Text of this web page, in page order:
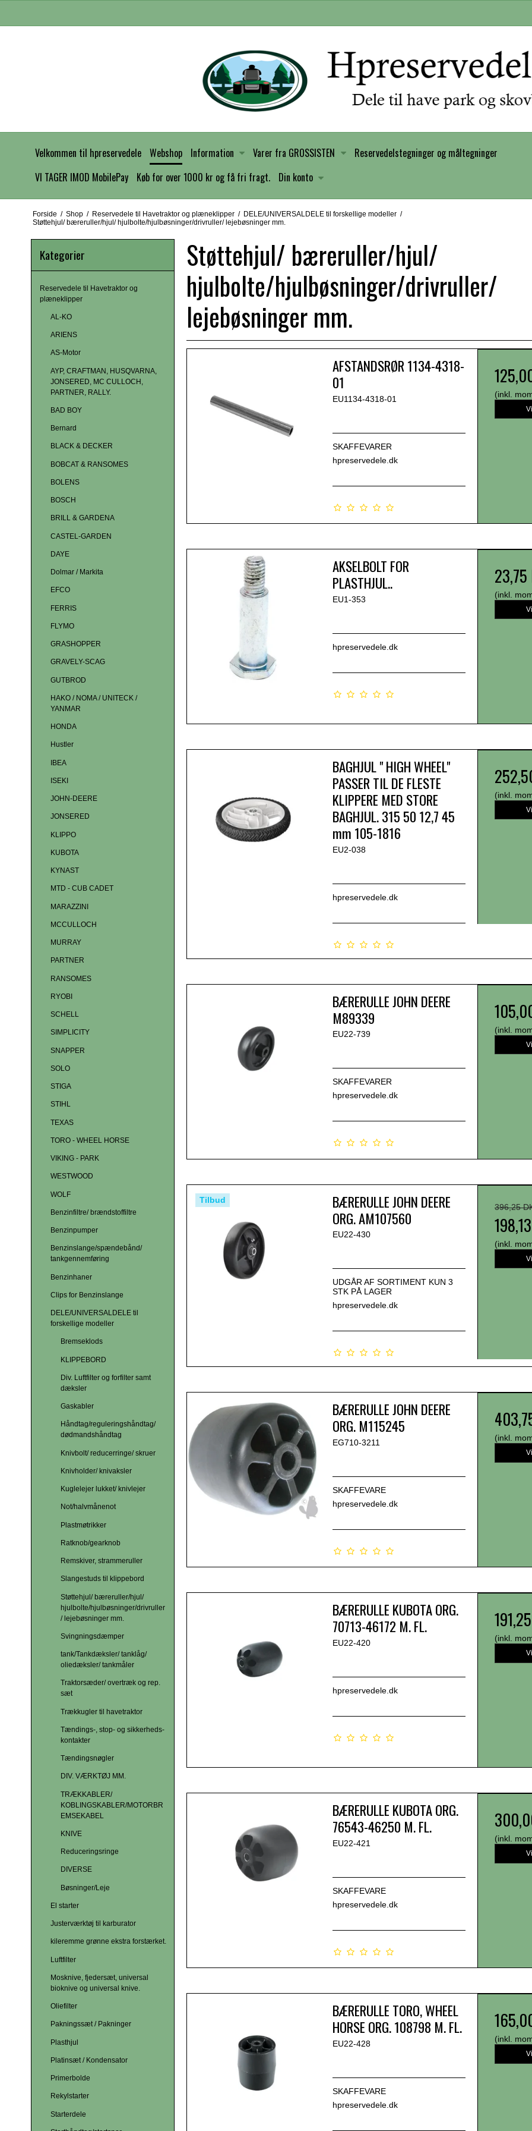
Velkommen til hpreservedele Webshop Information Varer fra GROSSISTEN
Reservedelstegninger og måltegninger
VI TAGER IMOD MobilePay
Køb for over 1000 kr og få fri fragt. Din konto
Forside / Shop / Reservedele til Havetraktor og plæneklipper / DELE/UNIVERSALDELE til forskellige modeller /
Støttehjul/ bæreruller/hjul/ hjulbolte/hjulbøsninger/drivruller/ lejebøsninger mm.
Kategorier
Reservedele til Havetraktor og
plæneklipper
AL-KO
ARIENS
AS-Motor
AYP, CRAFTMAN, HUSQVARNA,
JONSERED, MC CULLOCH,
PARTNER, RALLY.
BAD BOY
Bernard
BLACK & DECKER
BOBCAT & RANSOMES
BOLENS
BOSCH
BRILL & GARDENA
CASTEL-GARDEN
DAYE
Dolmar / Markita
EFCO
FERRIS
FLYMO
GRASHOPPER
GRAVELY-SCAG
GUTBROD
HAKO / NOMA / UNITECK /
YANMAR
HONDA
Hustler
IBEA
ISEKI
JOHN-DEERE
JONSERED
KLIPPO
KUBOTA
KYNAST
MTD - CUB CADET
MARAZZINI
MCCULLOCH
MURRAY
PARTNER
RANSOMES
RYOBI
SCHELL
SIMPLICITY
SNAPPER
SOLO
STIGA
STIHL
TEXAS
TORO - WHEEL HORSE
VIKING - PARK
WESTWOOD
WOLF
Benzinfiltre/ brændstoffiltre
Benzinpumper
Benzinslange/spændebånd/
tankgennemføring
Benzinhaner
Clips for Benzinslange
DELE/UNIVERSALDELE til
forskellige modeller
Bremseklods
KLIPPEBORD
Div. Luftfilter og forfilter samt
dæksler
Gaskabler
Håndtag/reguleringshåndtag/
dødmandshåndtag
Knivbolt/ reducerringe/ skruer
Knivholder/ knivaksler
Kuglelejer lukket/ knivlejer
Not/halvmånenot
Plastmøtrikker
Ratknob/gearknob
Remskiver, strammeruller
Slangestuds til klippebord
Støttehjul/ bæreruller/hjul/
hjulbolte/hjulbøsninger/drivruller
/ lejebøsninger mm.
Svingningsdæmper
tank/Tankdæksler/ tanklåg/
oliedæksler/ tankmåler
Traktorsæder/ overtræk og rep.
sæt
Trækkugler til havetraktor
Tændings-, stop- og sikkerheds-
kontakter
Tændingsnøgler
DIV. VÆRKTØJ MM.
TRÆKKABLER/
KOBLINGSKABLER/MOTORBR
EMSEKABEL
KNIVE
Reduceringsringe
DIVERSE
Bøsninger/Leje
El starter
Justerværktøj til karburator
kileremme grønne ekstra forstærket.
Luftfilter
Mosknive, fjedersæt, universal
bioknive og universal knive.
Oliefilter
Pakningssæt / Pakninger
Plasthjul
Platinsæt / Kondensator
Primerbolde
Rekylstarter
Starterdele
Støttehjul/ bæreruller/hjul/
hjulbolte/hjulbøsninger/drivruller/
lejebøsninger mm.
AFSTANDSRØR 1134-4318-
01
EU1134-4318-01
SKAFFEVARER
hpreservedele.dk
(inkl.
AKSELBOLT FOR
PLASTHJUL..
EU1-353
hpreservedele.dk
23,75
(inkl.
BAGHJUL " HIGH WHEEL"
PASSER TIL DE FLESTE
KLIPPERE MED STORE
BAGHJUL. 315 50 12,7 45
mm 105-1816
EU2-038
hpreservedele.dk
(inkl.
BÆRERULLE JOHN DEERE
M89339
EU22-739
SKAFFEVARER
hpreservedele.dk
(inkl.
Tilbud
BÆRERULLE JOHN DEERE
ORG. AM107560
EU22-430
UDGÅR AF SORTIMENT KUN 3
STK PÅ LAGER
hpreservedele.dk
396,25
(inkl.
BÆRERULLE JOHN DEERE
ORG. M115245
EG710-3211
SKAFFEVARE
hpreservedele.dk
(inkl.
BÆRERULLE KUBOTA ORG.
70713-46172 M. FL.
EU22-420
hpreservedele.dk
(inkl.
BÆRERULLE KUBOTA ORG.
76543-46250 M. FL.
EU22-421
SKAFFEVARE
hpreservedele.dk
(inkl.
BÆRERULLE TORO, WHEEL
HORSE ORG. 108798 M. FL.
EU22-428
SKAFFEVARE
hpreservedele.dk
(inkl.